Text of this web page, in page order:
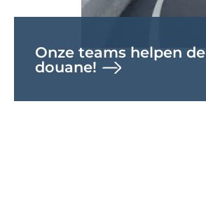
Onze teams helpen de
douane!